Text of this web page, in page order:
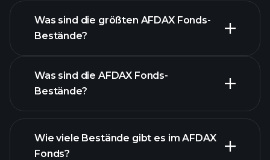
fortgeschrittenen Chart
Was sind die größten AFDAX Fonds-
Bestände?
Bestände
Was sind die AFDAX Fonds-
Bestände?
Wie viele Bestände gibt es im AFDAX
Fonds?